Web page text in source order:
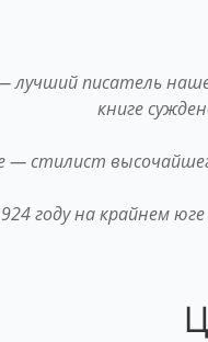
лучший писатель
книге
— стилист
году на крайнем